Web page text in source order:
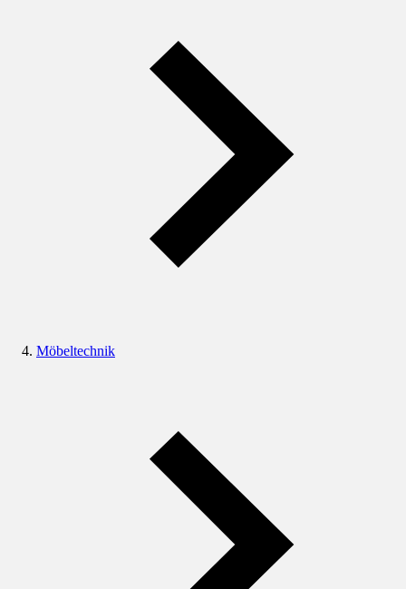
Möbeltechnik